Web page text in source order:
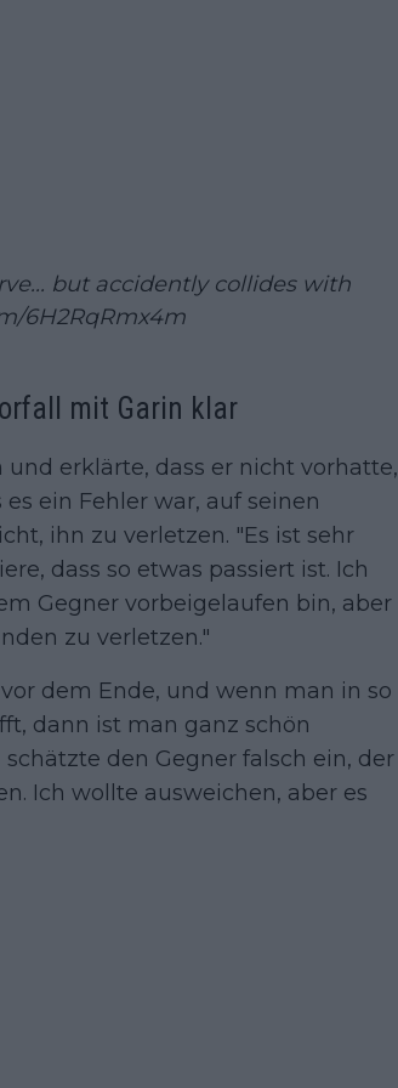
but accidently collides with
6H2RqRmx4m
mit Garin klar
erklärte, dass er nicht vorhatte,
ein Fehler war, auf seinen
ihn zu verletzen. "Es ist sehr
dass so etwas passiert ist. Ich
Gegner vorbeigelaufen bin, aber
zu verletzen."
dem Ende, und wenn man in so
dann ist man ganz schön
den Gegner falsch ein, der
Ich wollte ausweichen, aber es